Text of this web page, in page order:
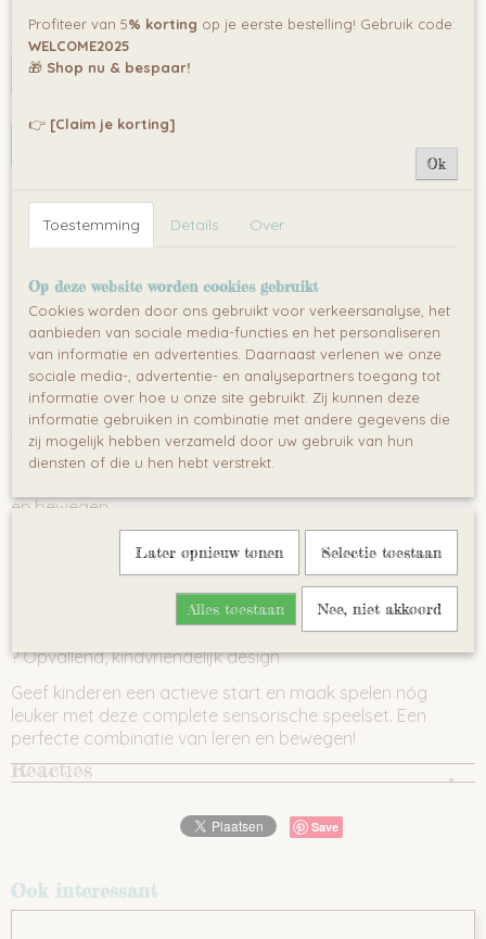
Aantal
Omschrijving
Op zoek naar een veelzijdig speeltoestel dat beweging,
plezier én ontwikkeling stimuleert? De
om kinderen actief te laten spelen terwijl ze hun
motorische vaardigheden verbeteren. Dankzij het slimme
ontwerp kunnen kinderen rijden, klimmen en glijden –
perfect voor urenlang veilig speelplezier.
Deze kleurrijke speelset helpt bij het ontwikkelen van
balans, coördinatie en zelfvertrouwen. Ideaal voor zowel
thuisgebruik als kinderdagverblijven, scholen en
speelhoeken. Het stevige materiaal zorgt voor stabiliteit
en bewegen.
Waarom kiezen voor deze sensorische scooter?
? Stimuleert motorische en sensorische ontwikkeling
? Multifunctioneel: rijden, klimmen en glijden
? Stevige en veilige constructie
? Opvallend, kindvriendelijk design
Geef kinderen een actieve start en maak spelen nóg
leuker met deze complete sensorische speelset. Een
perfecte combinatie van leren en bewegen!
Reacties
Save
Ook interessant
Profiteer van 5% korting op je eerste bestelling! Gebruik code:
WELCOME2025
🎁 Shop nu & bespaar!
👉 [Claim je korting]
Ok
Toestemming Details Over
Op deze website worden cookies gebruikt
Cookies worden door ons gebruikt voor verkeersanalyse, het
aanbieden van sociale media-functies en het personaliseren
van informatie en advertenties. Daarnaast verlenen we onze
sociale media-, advertentie- en analysepartners toegang tot
informatie over hoe u onze site gebruikt. Zij kunnen deze
informatie gebruiken in combinatie met andere gegevens die
zij mogelijk hebben verzameld door uw gebruik van hun
diensten of die u hen hebt verstrekt.
Later opnieuw tonen Selectie toestaan
Alles toestaan Nee, niet akkoord